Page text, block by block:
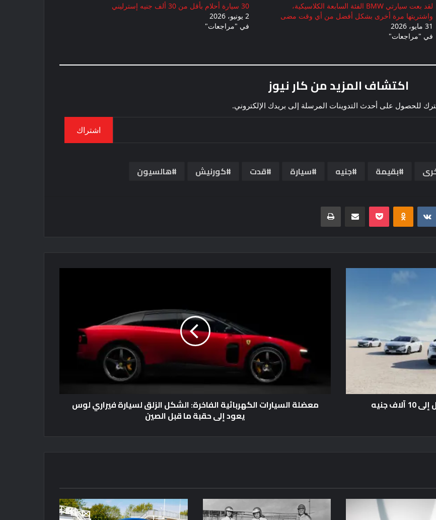
لقد بعت سيارتي BMW الفئة السابعة الكلاسيكية،
واشتريتها مرة أخرى بشكل أفضل من أي وقت مضى
31 مايو، 2026
في "مراجعات"
30 سيارة أحلام بأقل من 30 ألف جنيه إسترليني
2 يونيو، 2026
في "مراجعات"
اكتشاف المزيد من كار نيوز
للحصول على أحدث التدوينات المرسلة إلى بريدك الإلكتروني.
اشتراك
بقيمة جنيه سيارة قدت كورنيش هالسيون
Odnoklassniki
بوكيت مشاركة عبر البريد طباعة
تخفض بيجو أسعار المملكة المتحدة بما يصل إلى 10 آلاف جنيه معضلة السيارات الكهربائية الفاخرة: الشكل الزلق لسيارة فيراري لوس
يعود إلى حقبة ما قبل الصين